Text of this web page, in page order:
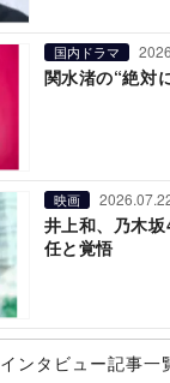
国内ドラマ
関水渚の“絶対
映画
井上和、乃木
任と覚悟
インタビュー記事一